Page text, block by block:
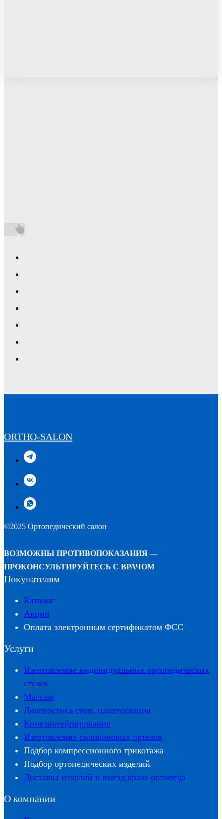
ORTHO-SALON
©2025 Ортопедический салон
ВОЗМОЖНЫ ПРОТИВОПОКАЗАНИЯ —
ПРОКОНСУЛЬТИРУЙТЕСЬ С ВРАЧОМ
Покупателям
Каталог
Акции
Оплата электронным сертификатом ФСС
Услуги
Изготовление индивидуальных ортопедических
стелек
Массаж
Диагностика стоп, плантоскопия
Кинезиотейпирование
Изготовление силиконовых ортезов
Подбор компрессионного трикотажа
Подбор ортопедических изделий
Доставка изделий и выезд врача ортопеда
О компании